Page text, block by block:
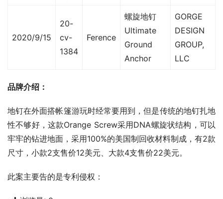
2020/9/15
20-
cv-
1384
Ference
螺旋地钉
Ultimate
Ground
Anchor
GORGE
DESIGN
GROUP,
LLC
品牌介绍：
地钉在外面搭帐篷游玩时经常要用到，但是传统的地钉扎地
性不够好，这款Orange Screw采用DNA螺旋状结构，可以
牢牢的钻进地面，采用100%的美国制回收材料制成，有2款
尺寸，小款2支售价12美元、大款4支售价22美元。
此案主要告的是专利侵权：